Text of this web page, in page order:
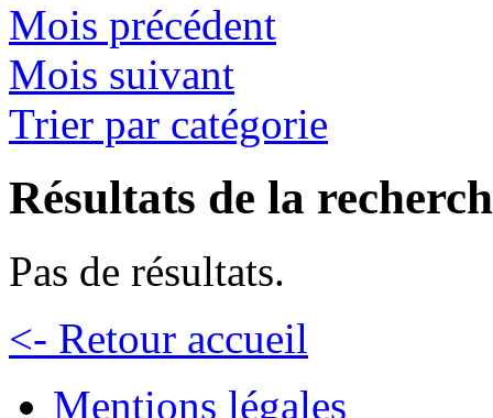
Mois précédent
Mois suivant
Trier par catégorie
Résultats de la
Pas de résultats.
<- Retour accueil
Mentions légales